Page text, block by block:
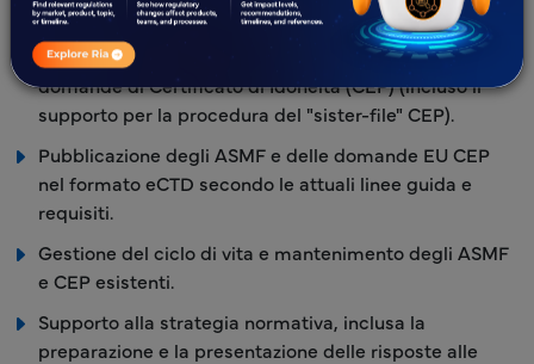
attuali linee guida.
La preparazione e la presentazione degli ASMF e delle
domande di Certificato di Idoneità (CEP) (incluso il
supporto per la procedura del "sister-file" CEP).
Pubblicazione degli ASMF e delle domande EU CEP
nel formato eCTD secondo le attuali linee guida e
requisiti.
Gestione del ciclo di vita e mantenimento degli ASMF
e CEP esistenti.
Supporto alla strategia normativa, inclusa la
preparazione e la presentazione delle risposte alle